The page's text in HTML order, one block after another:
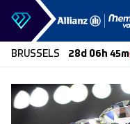
Skip to content
BRUSSELS 28d 06h 45m